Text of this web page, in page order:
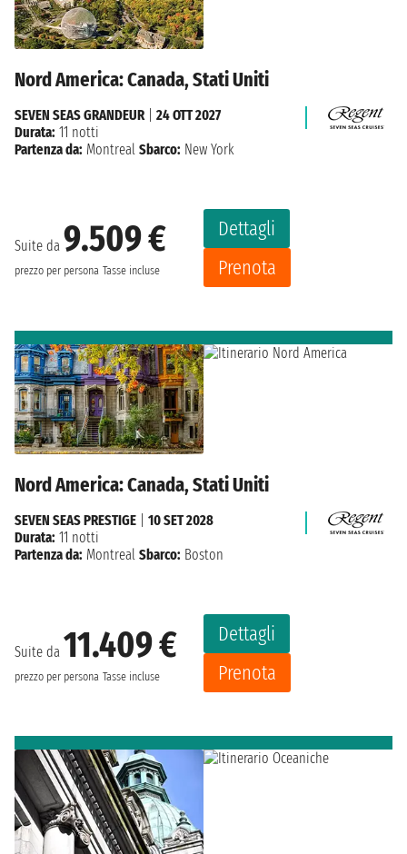
Nord America: Canada, Stati Uniti
Suite da 9.509 €
prezzo per persona Tasse incluse
Dettagli
Prenota
SEVEN SEAS GRANDEUR| 24 OTT 2027
Durata: 11 notti
Partenza da: Montreal Sbarco: New York
Nord America: Canada, Stati Uniti
Suite da 11.409 €
prezzo per persona Tasse incluse
Dettagli
Prenota
SEVEN SEAS PRESTIGE
10 SET 2028
Durata: 11 notti
Partenza da: Montreal Sbarco: Boston